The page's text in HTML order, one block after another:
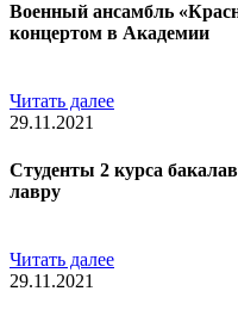
Военный ансамбль
концертом в Академии
Читать далее
29.11.2021
Студенты 2 курса
лавру
Читать далее
29.11.2021